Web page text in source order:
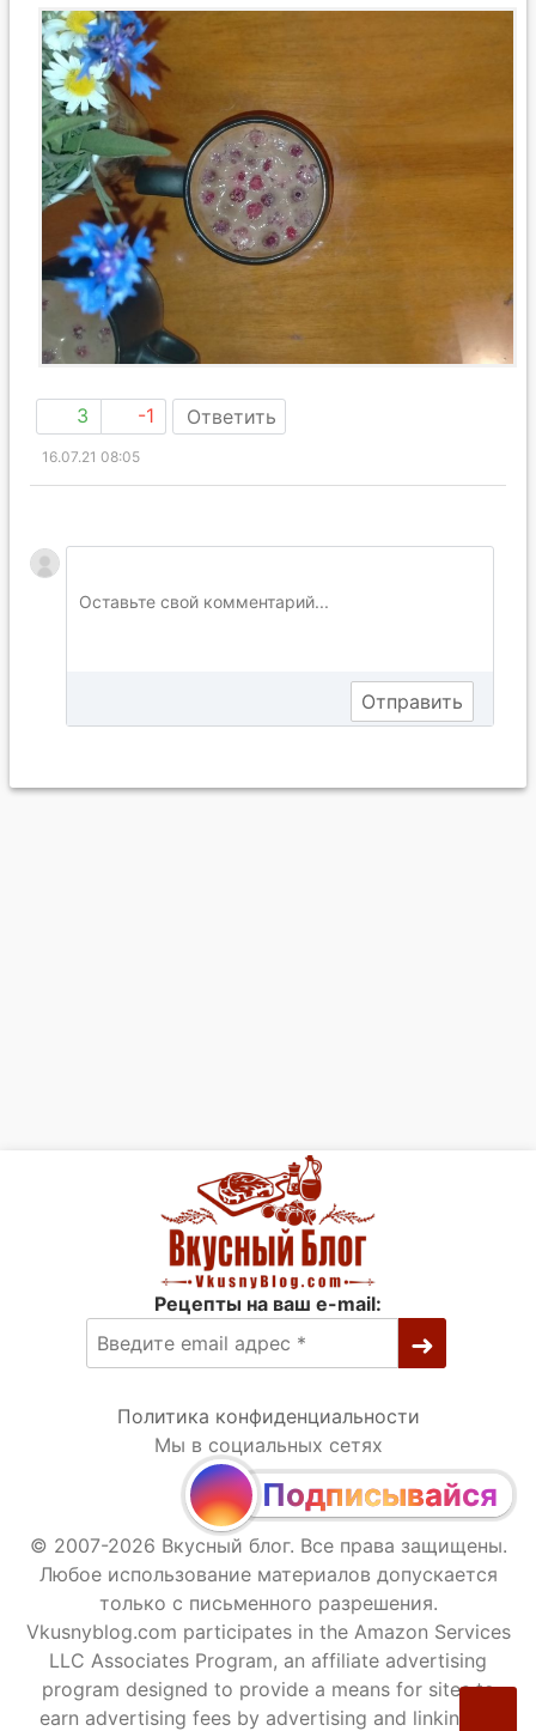
3 -1 Ответить
16.07.21 08:05
Рецепты на ваш e-mail:
Политика конфиденциальности
Мы в социальных сетях
Подписывайся
© 2007-2026 Вкусный блог. Все права защищены.
Любое использование материалов допускается
только с письменного разрешения.
Vkusnyblog.com participates in the Amazon Services
LLC Associates Program, an affiliate advertising
program designed to provide a means for sites to
earn advertising fees by advertising and linking to